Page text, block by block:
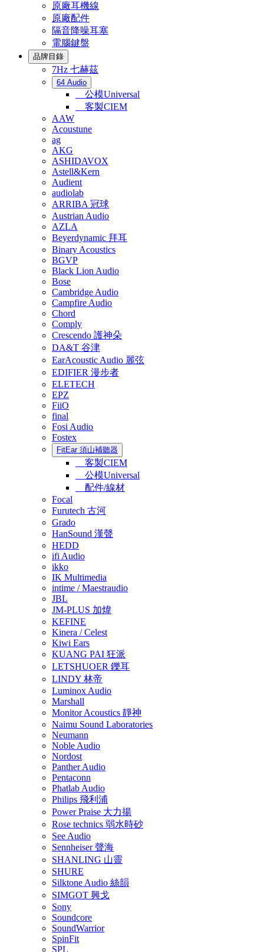
原廠耳機線
原廠配件
隔音降噪耳塞
電腦鍵盤
品牌目錄
7Hz 七赫茲
64 Audio
公模Universal
客製CIEM
AAW
Acoustune
ag
AKG
ASHIDAVOX
Astell&Kern
Audient
audiolab
ARRIBA 冠球
Austrian Audio
AZLA
Beyerdynamic 拜耳
Binary Acoustics
BGVP
Black Lion Audio
Bose
Cambridge Audio
Campfire Audio
Chord
Comply
Crescendo 護神朵
DA&T 谷津
EarAcoustic Audio 麗弦
EDIFIER 漫步者
ELETECH
EPZ
FiiO
final
Fosi Audio
Fostex
FitEar 須山補聽器
客製CIEM
公模Universal
配件/線材
Focal
Furutech 古河
Grado
HanSound 漢聲
HEDD
ifi Audio
ikko
IK Multimedia
intime / Maestraudio
JBL
JM-PLUS 加煒
KEFINE
Kinera / Celest
Kiwi Ears
KUANG PAI 狂派
LETSHUOER 鑠耳
LINDY 林帝
Luminox Audio
Marshall
Monitor Acoustics 靜神
Naimu Sound Laboratories
Neumann
Noble Audio
Nordost
Panther Audio
Pentaconn
Phatlab Audio
Philips 飛利浦
Power Praise 大力揚
Rose technics 弱水時砂
See Audio
Sennheiser 聲海
SHANLING 山靈
SHURE
Silktone Audio 絲韻
SIMGOT 興戈
Sony
Soundcore
SoundWarrior
SpinFit
SPL